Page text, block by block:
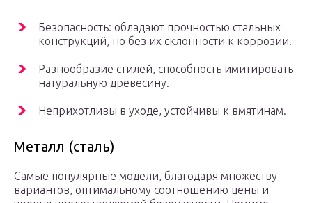
Безопасность: обладают прочностью стальных
конструкций, но без их склонности к коррозии.
Разнообразие стилей, способность имитировать
натуральную древесину.
Неприхотливы в уходе, устойчивы к вмятинам.
Металл (сталь)
Самые популярные модели, благодаря множеству
вариантов, оптимальному соотношению цены и